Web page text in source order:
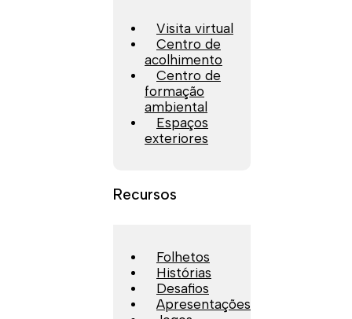
Visita virtual
Centro de
acolhimento
Centro de
formação
ambiental
Espaços
exteriores
Recursos
Folhetos
Histórias
Desafios
Apresentações